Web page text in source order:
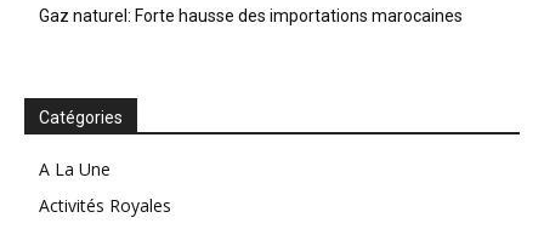
Gaz naturel: Forte hausse des importations marocaines
Catégories
A La Une
Activités Royales